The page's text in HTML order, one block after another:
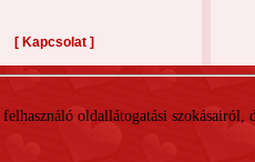
[ Kapcsolat ]
oldallátogatási